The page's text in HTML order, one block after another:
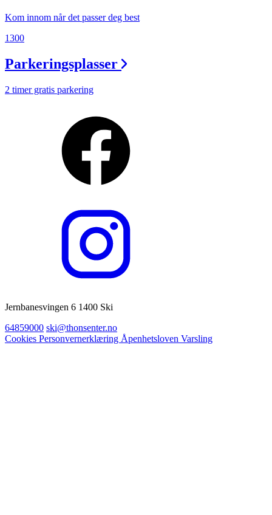
Kom innom når det passer deg best
1300
Parkeringsplasser
2 timer gratis parkering
Jernbanesvingen 6 1400 Ski
64859000 ski@thonsenter.no
Cookies Personvernerklæring Åpenhetsloven Varsling